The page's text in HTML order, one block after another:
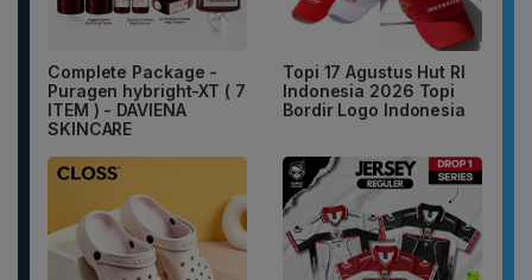
Complete Package -
Puragen hybright-XT ( 7
ITEM ) - DAVIENA
SKINCARE
Topi 17 Agustus Hut RI
Indonesia 2026 Topi
Bordir Logo Indonesia